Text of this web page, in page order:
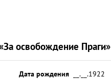
освобождение Праги»
Дата рождения
__.__.1922